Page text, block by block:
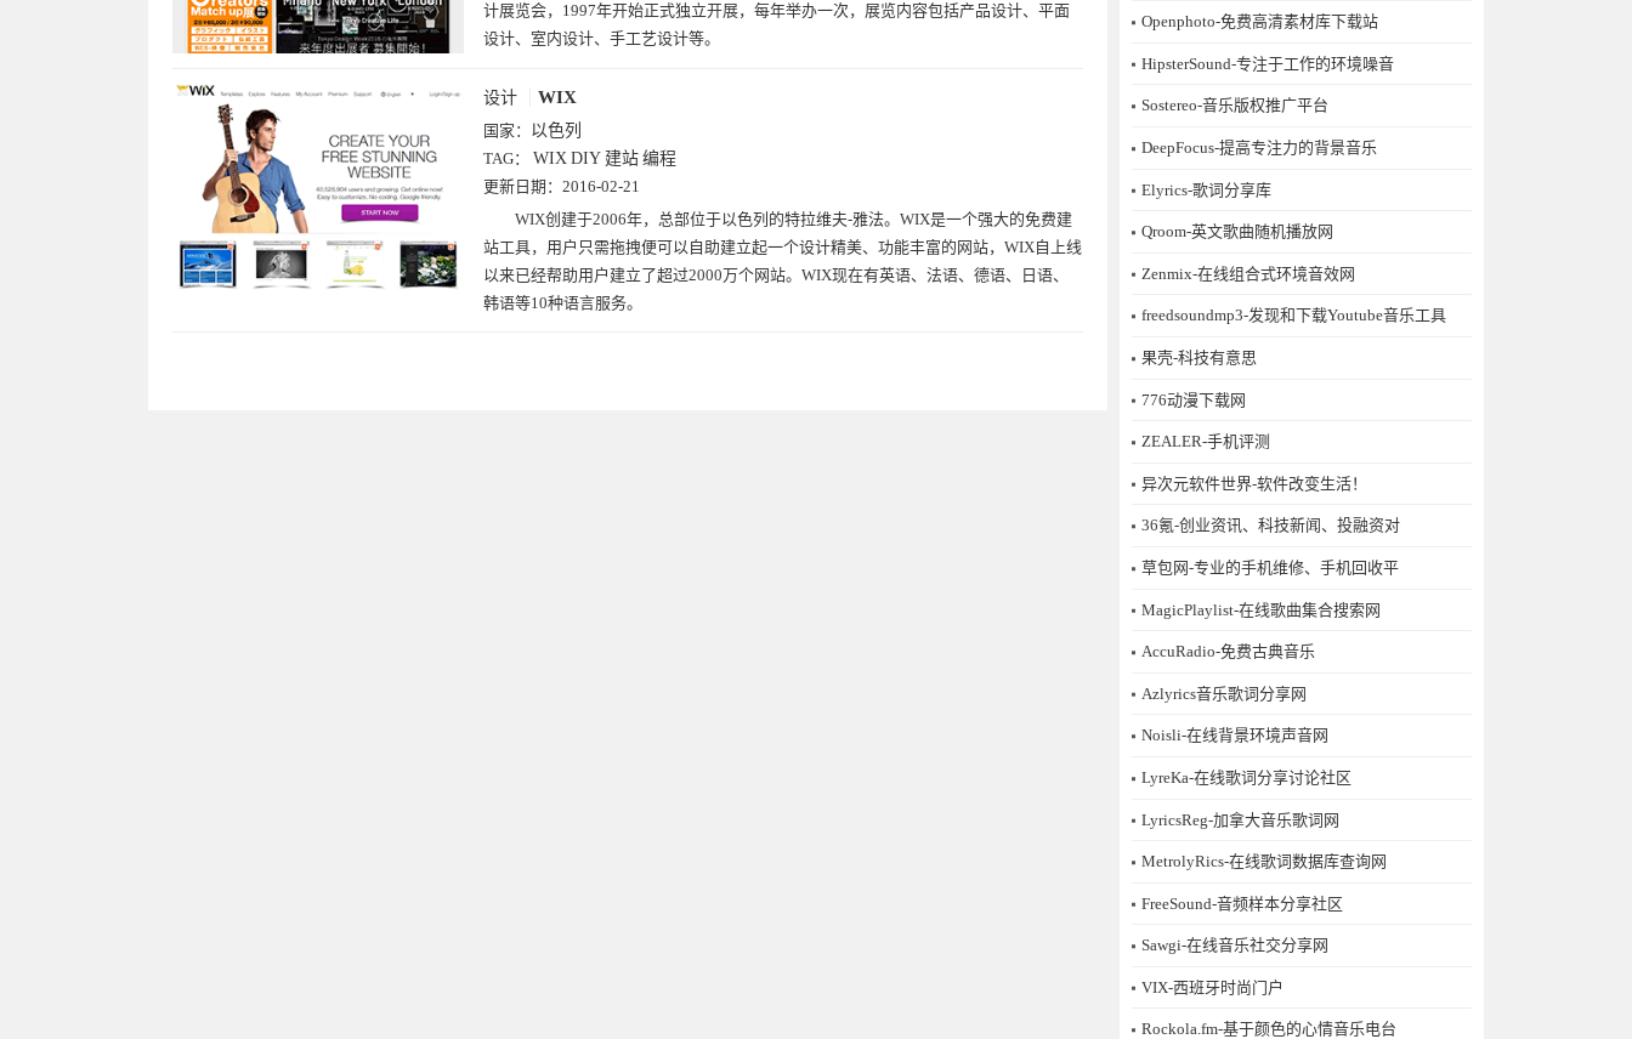
计展览会，1997年开始正式独立开展，每年举办一次，展览内容包括产品设计、平面
设计、室内设计、手工艺设计等。
设计 WIX
国家： 以色列
TAG： WIX DIY 建站 编程
更新日期： 2016-02-21
WIX创建于2006年，总部位于以色列的特拉维夫-雅法。WIX是一个强大的免费建
站工具，用户只需拖拽便可以自助建立起一个设计精美、功能丰富的网站，WIX自上线
以来已经帮助用户建立了超过2000万个网站。WIX现在有英语、法语、德语、日语、
韩语等10种语言服务。
Openphoto-免费高清素材库下载站
HipsterSound-专注于工作的环境噪音
Sostereo-音乐版权推广平台
DeepFocus-提高专注力的背景音乐
Elyrics-歌词分享库
Qroom-英文歌曲随机播放网
Zenmix-在线组合式环境音效网
freedsoundmp3-发现和下载Youtube音乐工具
果壳-科技有意思
776动漫下载网
ZEALER-手机评测
异次元软件世界-软件改变生活！
36氪-创业资讯、科技新闻、投融资对
草包网-专业的手机维修、手机回收平
MagicPlaylist-在线歌曲集合搜索网
AccuRadio-免费古典音乐
Azlyrics音乐歌词分享网
Noisli-在线背景环境声音网
LyreKa-在线歌词分享讨论社区
LyricsReg-加拿大音乐歌词网
MetrolyRics-在线歌词数据库查询网
FreeSound-音频样本分享社区
Sawgi-在线音乐社交分享网
​VIX-西班牙时尚门户
Rockola.fm-基于颜色的心情音乐电台